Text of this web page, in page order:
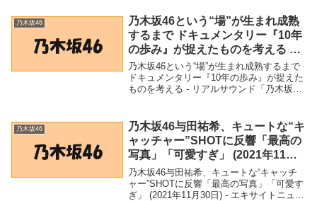
橋沙耶香、帰省エピソード明かす ...
乃木坂46
乃木坂46という“場”が生まれ成熟
するまで ドキュメンタリー『10年
の歩み』が捉えたものを考える –
リアルサウンド
乃木坂46という“場”が生まれ成熟するまで
ドキュメンタリー『10年の歩み』が捉えた
ものを考える - リアルサウンド「乃木坂
歩み』が捉えたものを考える - ...
乃木坂46
乃木坂46与田祐希、キュートな“キ
ャッチャー”SHOTに反響「最高の
写真」「可愛すぎ」 (2021年11月
30日) – エキサイトニュース
乃木坂46与田祐希、キュートな“キャッチ
ャー”SHOTに反響「最高の写真」「可愛す
ぎ」 (2021年11月30日) - エキサイトニュー